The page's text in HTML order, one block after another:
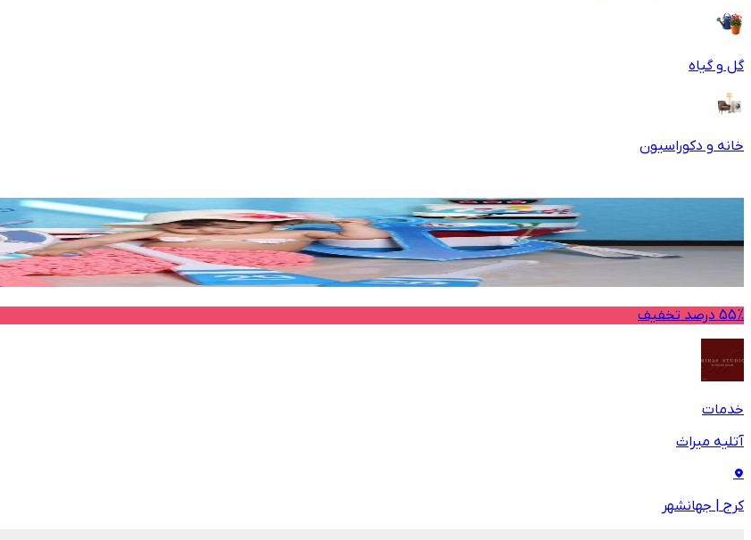
گل و گیاه
خانه و دکوراسیون
55% درصد تخفیف
خدمات
آتلیه میراث
کرج | جهانشهر